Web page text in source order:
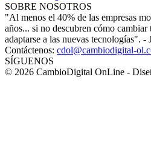
SOBRE NOSOTROS
"Al menos el 40% de las empresas
años... si no descubren cómo cambiar
adaptarse a las nuevas tecnologías". -
Contáctenos: cdol@cambiodigital-
SÍGUENOS
© 2026 CambioDigital OnLine -